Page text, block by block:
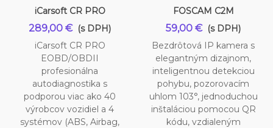
iCarsoft CR PRO
289,00 € (s DPH)
iCarsoft CR PRO
EOBD/OBDII
profesionálna
autodiagnostika s
podporou viac ako 40
výrobcov vozidiel a 4
systémov (ABS, Airbag,
FOSCAM C2M
59,00 € (s DPH)
Bezdrôtová IP kamera s
elegantným dizajnom,
inteligentnou detekciou
pohybu, pozorovacím
uhlom 103°, jednoduchou
inštaláciou pomocou QR
kódu, vzdialeným